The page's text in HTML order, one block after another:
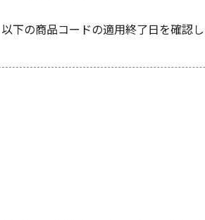
下の商品コードの適用終了日を確認し